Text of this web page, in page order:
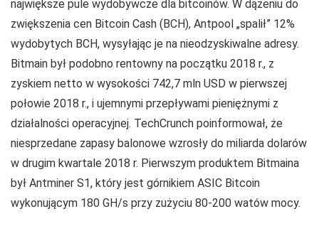
największe pule wydobywcze dla bitcoinów. W dążeniu do
zwiększenia cen Bitcoin Cash (BCH), Antpool „spalił” 12%
wydobytych BCH, wysyłając je na nieodzyskiwalne adresy.
Bitmain był podobno rentowny na początku 2018 r., z
zyskiem netto w wysokości 742,7 mln USD w pierwszej
połowie 2018 r., i ujemnymi przepływami pieniężnymi z
działalności operacyjnej. TechCrunch poinformował, że
niesprzedane zapasy balonowe wzrosły do miliarda dolarów
w drugim kwartale 2018 r. Pierwszym produktem Bitmaina
był Antminer S1, który jest górnikiem ASIC Bitcoin
wykonującym 180 GH/s przy zużyciu 80-200 watów mocy.